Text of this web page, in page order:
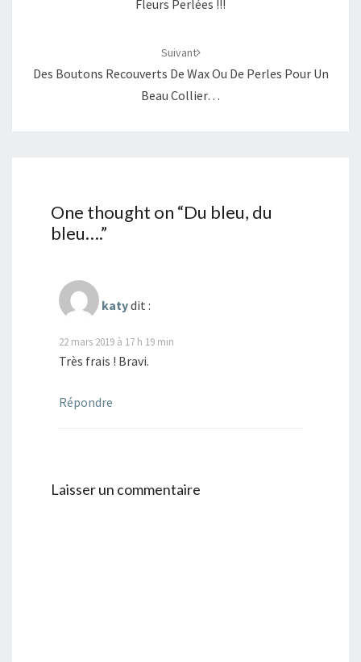
Fleurs Perlées !!!
Suivant
Des Boutons Recouverts De Wax Ou De Perles Pour Un
Beau Collier…
One thought on “Du bleu, du
bleu….”
katydit :
22 mars 2019 à 17 h 19 min
Très frais ! Bravi.
Répondre
Laisser un commentaire